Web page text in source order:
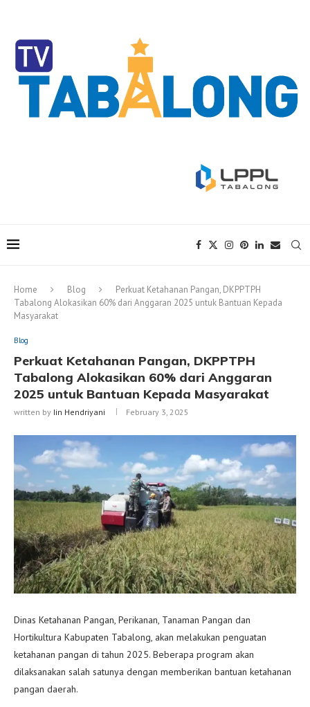
Home Blog
Perkuat Ketahanan Pangan, DKPPTPH
Tabalong Alokasikan 60% dari Anggaran 2025 untuk Bantuan Kepada
Masyarakat
Blog
Perkuat Ketahanan Pangan, DKPPTPH
Tabalong Alokasikan 60% dari Anggaran
2025 untuk Bantuan Kepada Masyarakat
written by Iin Hendriyani February 3, 2025
Dinas Ketahanan Pangan, Perikanan, Tanaman Pangan dan
Hortikultura Kabupaten Tabalong, akan melakukan penguatan
ketahanan pangan di tahun 2025. Beberapa program akan
dilaksanakan salah satunya dengan memberikan bantuan ketahanan
pangan daerah.